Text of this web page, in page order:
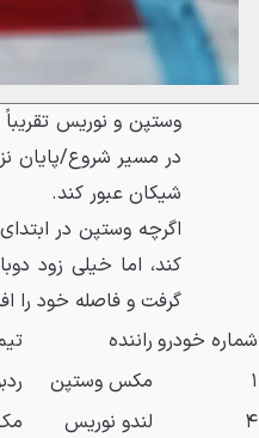
وستپن و نوریس
در مسیر شروع/پایان
شیکان عبور کند.
اگرچه وستپن در
کند، اما خیلی زود
گرفت و فاصله خود را
شماره خودرو راننده
۱ مکس وستپن
۴ لندو نوریس